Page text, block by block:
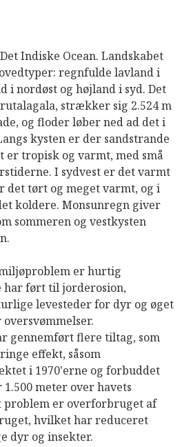
Indiske Ocean. Landskabet
regnfulde lavland i
i nordøst og højland i syd. Det
strækker sig 2.524 m
og floder løber ned ad det i
kysten er der sandstrande
er tropisk og varmt, med små
I sydvest er det varmt
det tørt og meget varmt, og i
koldere. Monsunregn giver
sommeren og vestkysten
er hurtig
har ført til jorderosion,
levesteder for dyr og øget
gennemført flere tiltag, som
effekt, såsom
i 1970'erne og forbuddet
meter over havets
problem er overforbruget af
hvilket har reduceret
dyr og insekter.